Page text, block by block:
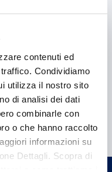
contenuti ed
Condividiamo
utilizza il nostro sito
di analisi dei dati
combinarle con
o che hanno raccolto
informazioni su
Dettagli. Scopra di
a te e parla con